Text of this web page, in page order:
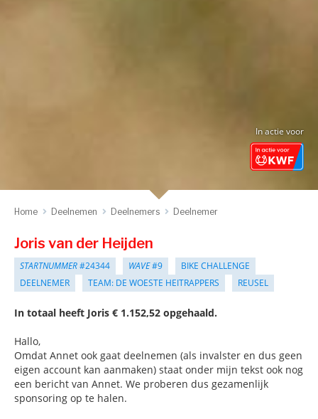
In actie voor
Home Deelnemen Deelnemers Deelnemer
Joris van der Heijden
STARTNUMMER#24344 WAVE#9
BIKE CHALLENGE
DEELNEMER
TEAM: DE WOESTE HEITRAPPERS REUSEL
In totaal heeft Joris € 1.152,52 opgehaald.
Hallo,
Omdat Annet ook gaat deelnemen (als invalster en dus geen
eigen account kan aanmaken) staat onder mijn tekst ook nog
een bericht van Annet. We proberen dus gezamenlijk
sponsoring op te halen.